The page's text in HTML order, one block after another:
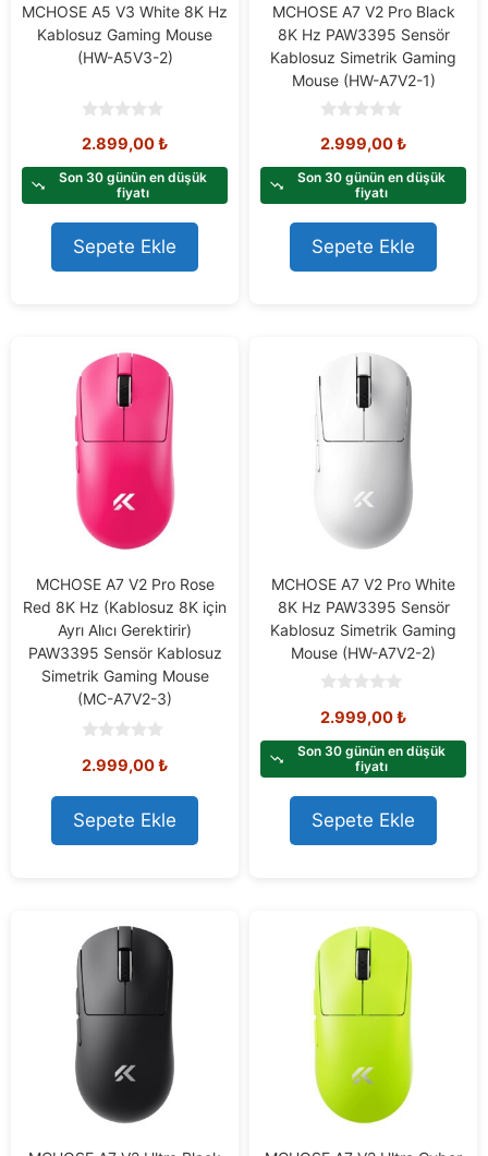
MCHOSE A5 V3 White 8K Hz
Kablosuz Gaming Mouse
(HW-A5V3-2)
o
t
f
5
2.899,00₺
Son 30 günün en düşük
fiyatı
Sepete Ekle
MCHOSE A7 V2 Pro Black
8K Hz PAW3395 Sensör
Kablosuz Simetrik Gaming
Mouse (HW-A7V2-1)
o
t
f
5
2.999,00₺
Son 30 günün en düşük
fiyatı
Sepete Ekle
MCHOSE A7 V2 Pro Rose
Red 8K Hz (Kablosuz 8K için
Ayrı Alıcı Gerektirir)
PAW3395 Sensör Kablosuz
Simetrik Gaming Mouse
(MC-A7V2-3)
o
t
o
f
5
2.999,00₺
Sepete Ekle
MCHOSE A7 V2 Pro White
8K Hz PAW3395 Sensör
Kablosuz Simetrik Gaming
Mouse (HW-A7V2-2)
o
t
f
5
2.999,00₺
Son 30 günün en düşük
fiyatı
Sepete Ekle